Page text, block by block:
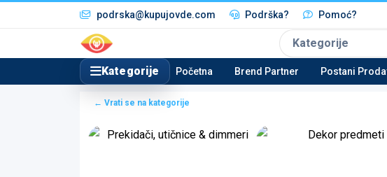
podrska@kupujovde.com Podrška? Pomoć?
Kategorije
Top
Kategorije Početna Brend Partner Postani
← Vrati se na kategorije